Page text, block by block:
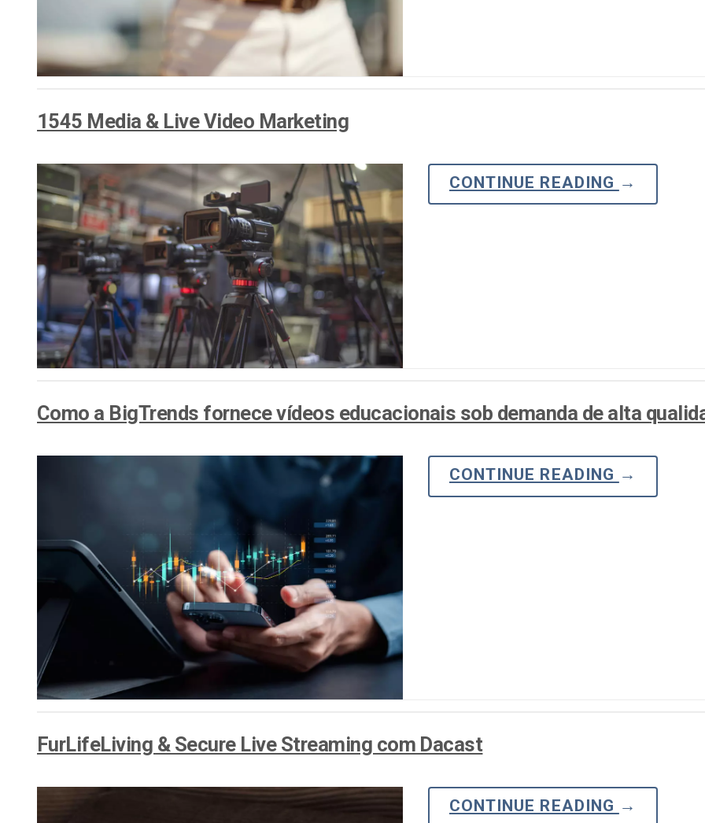
Alojamento de Vídeo Online
Video CMS
Privacidade e Segurança
1545 Media & Live Video Marketing
CONTINUE READING →
Como a BigTrends fornece vídeos educacionais sob demanda de alta
CONTINUE READING →
FurLifeLiving & Secure Live Streaming com Dacast
CONTINUE READING →